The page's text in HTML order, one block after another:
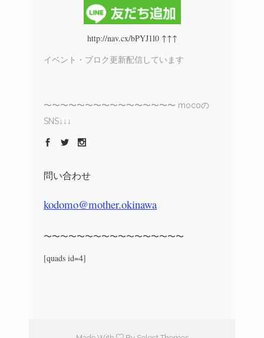
http://nav.cx/bPYJ1l0 ↑↑↑
イベント・ブロク更新配信しています
〜〜〜〜〜〜〜〜〜〜〜〜〜〜〜〜 mocoの
SNS↓↓↓
問い合わせ
kodomo@mother.okinawa
〜〜〜〜〜〜〜〜〜〜〜〜〜〜〜〜〜
[quads id=4]